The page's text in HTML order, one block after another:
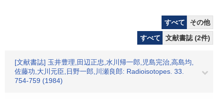
すべて
その他
すべて
文献書誌 (2件)
[文献書誌] 玉井豊理,田辺正忠,水川帰一郎,児島完治,高島均,
佐藤功,大川元臣,日野一郎,川瀬良郎: Radioisotopes. 33.
754-759 (1984)